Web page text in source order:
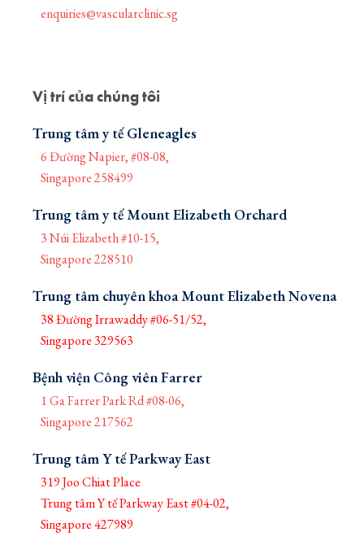
enquiries@vascularclinic.sg
Vị trí của chúng tôi
Trung tâm y tế Gleneagles
6 Đường Napier, #08-08,
Singapore 258499
Trung tâm y tế Mount Elizabeth Orchard
3 Núi Elizabeth #10-15,
Singapore 228510
Trung tâm chuyên khoa Mount Elizabeth Novena
38 Đường Irrawaddy #06-51/52,
Singapore 329563
Bệnh viện Công viên Farrer
1 Ga Farrer Park Rd #08-06,
Singapore 217562
Trung tâm Y tế Parkway East
319 Joo Chiat Place
Trung tâm Y tế Parkway East #04-02,
Singapore 427989